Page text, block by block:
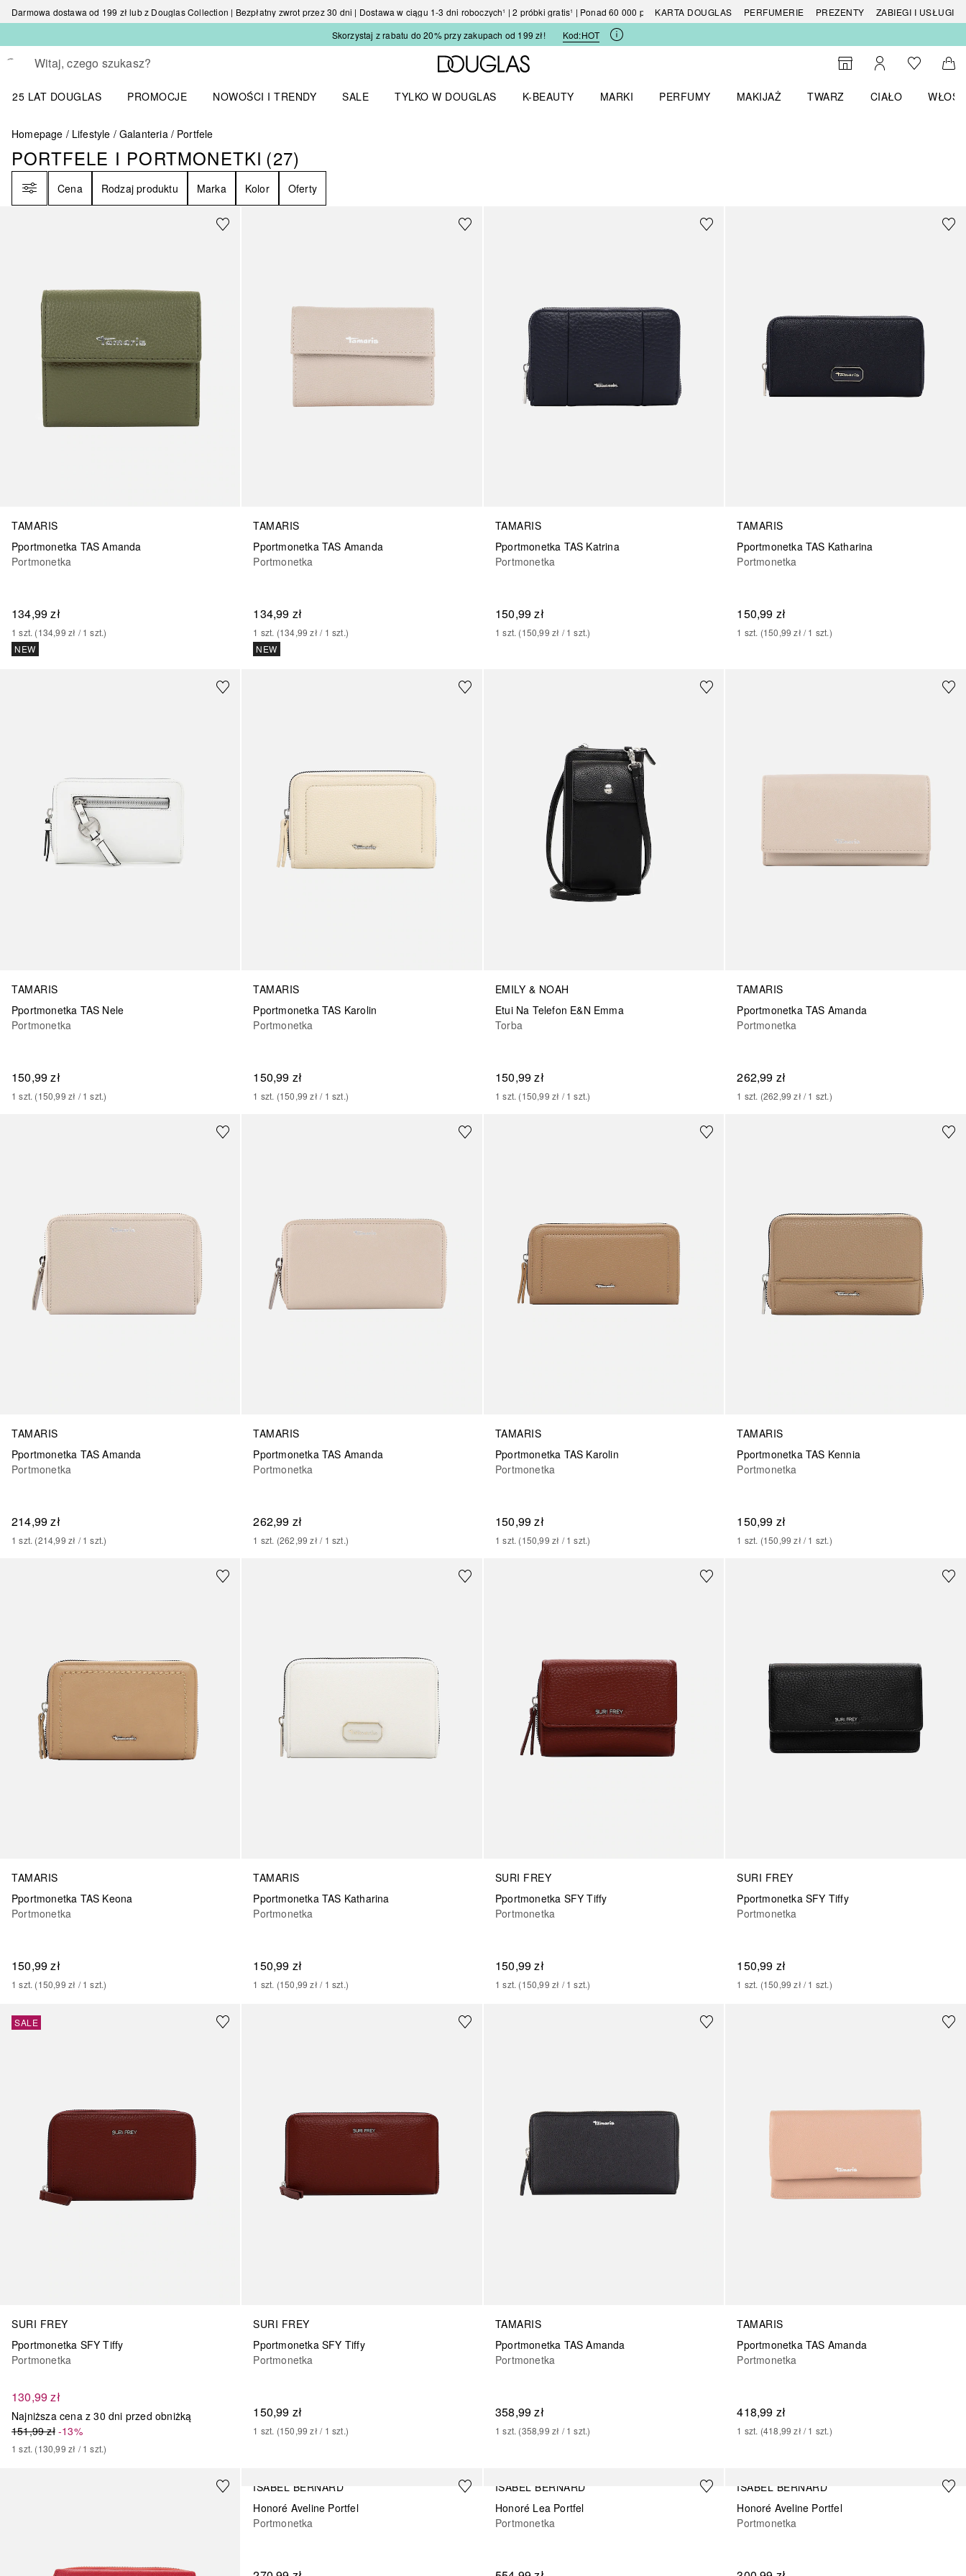
Darmowa dostawa od 199 zł lub z Douglas Collection | Bezpłatny zwrot przez 30 dni | Dostawa w ciągu 1-3 dni roboczych¹ | 2 próbki gratis¹ | Ponad 60 000 produktówKARTA DOUGLAS PERFUMERIE PREZENTY
ZABIEGI I USŁUGI
Skorzystaj z rabatu do 20% przy zakupach od 199 zł!
Kod:HOT
Wracać
Wykonaj wyszukiwanie
Strona główna Douglas
Do wyszukiwarki
Moje kontoDo listyDo
25 LAT DOUGLAS
PROMOCJE
NOWOŚCI I TRENDY
SALE
TYLKO W DOUGLAS
K-BEAUTY
MARKI
PERFUMY
MAKIJAŻ
TWARZ
CIAŁO
WŁOSY
Homepage
Lifestyle Galanteria Portfele
PORTFELE I PORTMONETKI27WYNIKI
PORTFELE I PORTMONETKI (27)
Cena Rodzaj produktu Marka Kolor Oferty
TAMARIS
Pportmonetka TAS Amanda
Portmonetka
134,99 zł
1 szt. (134,99 zł / 1 szt.)
NEW
TAMARIS
Pportmonetka TAS Amanda
Portmonetka
134,99 zł
1 szt. (134,99 zł / 1 szt.)
NEW
TAMARIS
Pportmonetka TAS Katrina
Portmonetka
150,99 zł
1 szt. (150,99 zł / 1 szt.)
TAMARIS
Pportmonetka TAS Katharina
Portmonetka
150,99 zł
1 szt. (150,99 zł / 1 szt.)
TAMARIS
Pportmonetka TAS Nele
Portmonetka
150,99 zł
1 szt. (150,99 zł / 1 szt.)
TAMARIS
Pportmonetka TAS Karolin
Portmonetka
150,99 zł
1 szt. (150,99 zł / 1 szt.)
EMILY & NOAH
Etui Na Telefon E&N Emma
Torba
150,99 zł
1 szt. (150,99 zł / 1 szt.)
TAMARIS
Pportmonetka TAS Amanda
Portmonetka
262,99 zł
1 szt. (262,99 zł / 1 szt.)
TAMARIS
Pportmonetka TAS Amanda
Portmonetka
214,99 zł
1 szt. (214,99 zł / 1 szt.)
TAMARIS
Pportmonetka TAS Amanda
Portmonetka
262,99 zł
1 szt. (262,99 zł / 1 szt.)
TAMARIS
Pportmonetka TAS Karolin
Portmonetka
150,99 zł
1 szt. (150,99 zł / 1 szt.)
TAMARIS
Pportmonetka TAS Kennia
Portmonetka
150,99 zł
1 szt. (150,99 zł / 1 szt.)
TAMARIS
Pportmonetka TAS Keona
Portmonetka
150,99 zł
1 szt. (150,99 zł / 1 szt.)
TAMARIS
Pportmonetka TAS Katharina
Portmonetka
150,99 zł
1 szt. (150,99 zł / 1 szt.)
SURI FREY
Pportmonetka SFY Tiffy
Portmonetka
150,99 zł
1 szt. (150,99 zł / 1 szt.)
SURI FREY
Pportmonetka SFY Tiffy
Portmonetka
150,99 zł
1 szt. (150,99 zł / 1 szt.)
SURI FREY
Pportmonetka SFY Tiffy
Portmonetka
130,99 zł
Najniższa cena z 30 dni przed obniżką
151,99 zł-13%
1 szt. (130,99 zł / 1 szt.)
SALE
SURI FREY
Pportmonetka SFY Tiffy
Portmonetka
150,99 zł
1 szt. (150,99 zł / 1 szt.)
+1
TAMARIS
Pportmonetka TAS Amanda
Portmonetka
358,99 zł
1 szt. (358,99 zł / 1 szt.)
TAMARIS
Pportmonetka TAS Amanda
Portmonetka
418,99 zł
1 szt. (418,99 zł / 1 szt.)
ISABEL BERNARD
Honoré Aveline Portfel
Portmonetka
ISABEL BERNARD
Honoré Lea Portfel
Portmonetka
ISABEL BERNARD
Honoré Aveline Portfel
Portmonetka